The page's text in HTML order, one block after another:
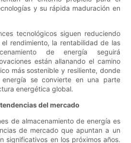
y su rápida maduración en
tecnológicos siguen reduciendo
rendimiento, la rentabilidad de las
de energía seguirá
están allanando el camino
más sostenible y resiliente, donde
energía se convierte en una parte
energética global.
del mercado
de almacenamiento de energía es
de mercado que apuntan a un
significativos en los próximos años.